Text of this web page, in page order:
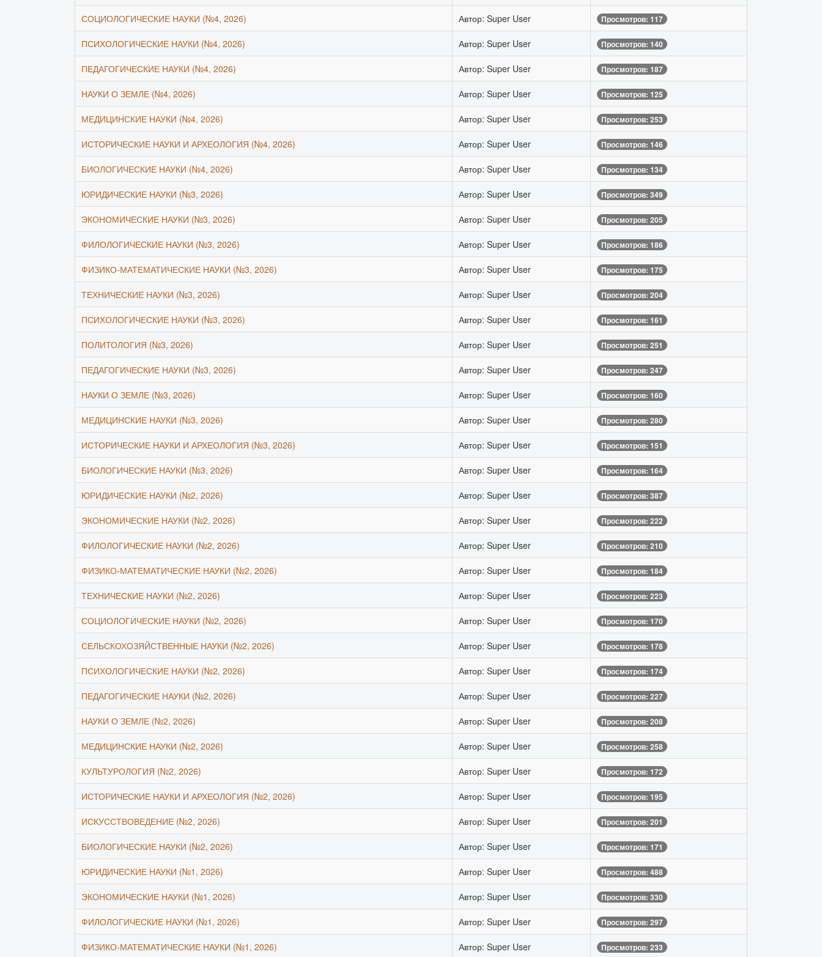
СОЦИОЛОГИЧЕСКИЕ НАУКИ (№4, 2026) Автор: Super User Просмотров: 117
ПСИХОЛОГИЧЕСКИЕ НАУКИ (№4, 2026) Автор: Super User Просмотров: 140
ПЕДАГОГИЧЕСКИЕ НАУКИ (№4, 2026) Автор: Super User Просмотров: 187
НАУКИ О ЗЕМЛЕ (№4, 2026) Автор: Super User Просмотров: 125
МЕДИЦИНСКИЕ НАУКИ (№4, 2026) Автор: Super User Просмотров: 253
ИСТОРИЧЕСКИЕ НАУКИ И АРХЕОЛОГИЯ (№4, 2026) Автор: Super User Просмотров: 146
БИОЛОГИЧЕСКИЕ НАУКИ (№4, 2026) Автор: Super User Просмотров: 134
ЮРИДИЧЕСКИЕ НАУКИ (№3, 2026) Автор: Super User Просмотров: 349
ЭКОНОМИЧЕСКИЕ НАУКИ (№3, 2026) Автор: Super User Просмотров: 205
ФИЛОЛОГИЧЕСКИЕ НАУКИ (№3, 2026) Автор: Super User Просмотров: 186
ФИЗИКО-МАТЕМАТИЧЕСКИЕ НАУКИ (№3, 2026) Автор: Super User Просмотров: 175
ТЕХНИЧЕСКИЕ НАУКИ (№3, 2026) Автор: Super User Просмотров: 204
ПСИХОЛОГИЧЕСКИЕ НАУКИ (№3, 2026) Автор: Super User Просмотров: 161
ПОЛИТОЛОГИЯ (№3, 2026) Автор: Super User Просмотров: 251
ПЕДАГОГИЧЕСКИЕ НАУКИ (№3, 2026) Автор: Super User Просмотров: 247
НАУКИ О ЗЕМЛЕ (№3, 2026) Автор: Super User Просмотров: 160
МЕДИЦИНСКИЕ НАУКИ (№3, 2026) Автор: Super User Просмотров: 280
ИСТОРИЧЕСКИЕ НАУКИ И АРХЕОЛОГИЯ (№3, 2026) Автор: Super User Просмотров: 151
БИОЛОГИЧЕСКИЕ НАУКИ (№3, 2026) Автор: Super User Просмотров: 164
ЮРИДИЧЕСКИЕ НАУКИ (№2, 2026) Автор: Super User Просмотров: 387
ЭКОНОМИЧЕСКИЕ НАУКИ (№2, 2026) Автор: Super User Просмотров: 222
ФИЛОЛОГИЧЕСКИЕ НАУКИ (№2, 2026) Автор: Super User Просмотров: 210
ФИЗИКО-МАТЕМАТИЧЕСКИЕ НАУКИ (№2, 2026) Автор: Super User Просмотров: 184
ТЕХНИЧЕСКИЕ НАУКИ (№2, 2026) Автор: Super User Просмотров: 223
СОЦИОЛОГИЧЕСКИЕ НАУКИ (№2, 2026) Автор: Super User Просмотров: 170
СЕЛЬСКОХОЗЯЙСТВЕННЫЕ НАУКИ (№2, 2026) Автор: Super User Просмотров: 178
ПСИХОЛОГИЧЕСКИЕ НАУКИ (№2, 2026) Автор: Super User Просмотров: 174
ПЕДАГОГИЧЕСКИЕ НАУКИ (№2, 2026) Автор: Super User Просмотров: 227
НАУКИ О ЗЕМЛЕ (№2, 2026) Автор: Super User Просмотров: 208
МЕДИЦИНСКИЕ НАУКИ (№2, 2026) Автор: Super User Просмотров: 258
КУЛЬТУРОЛОГИЯ (№2, 2026) Автор: Super User Просмотров: 172
ИСТОРИЧЕСКИЕ НАУКИ И АРХЕОЛОГИЯ (№2, 2026) Автор: Super User Просмотров: 195
ИСКУССТВОВЕДЕНИЕ (№2, 2026) Автор: Super User Просмотров: 201
БИОЛОГИЧЕСКИЕ НАУКИ (№2, 2026) Автор: Super User Просмотров: 171
ЮРИДИЧЕСКИЕ НАУКИ (№1, 2026) Автор: Super User Просмотров: 488
ЭКОНОМИЧЕСКИЕ НАУКИ (№1, 2026) Автор: Super User Просмотров: 330
ФИЛОЛОГИЧЕСКИЕ НАУКИ (№1, 2026) Автор: Super User Просмотров: 297
ФИЗИКО-МАТЕМАТИЧЕСКИЕ НАУКИ (№1, 2026) Автор: Super User Просмотров: 233